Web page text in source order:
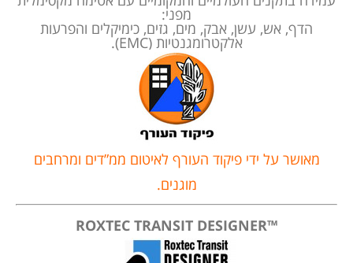
מפני:
הדף, אש, עשן, אבק, מים, גזים, כימיקלים והפרעות
אלקטרומגנטיות (EMC).
מאושר על ידי פיקוד העורף לאיטום ממ”דים ומרחבים
מוגנים.
™ROXTEC TRANSIT DESIGNER